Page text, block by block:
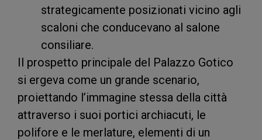
strategicamente posizionati vicino agli
scaloni che conducevano al salone
consiliare.
Il prospetto principale del Palazzo Gotico
si ergeva come un grande scenario,
proiettando l’immagine stessa della città
attraverso i suoi portici archiacuti, le
polifore e le merlature, elementi di un